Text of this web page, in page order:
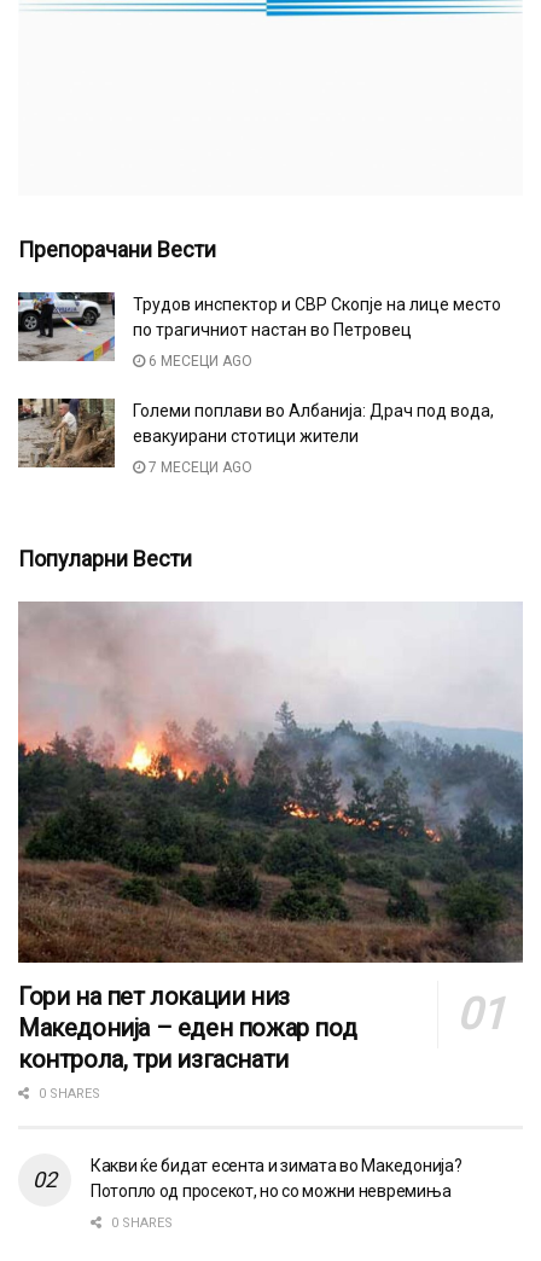
Препорачани Вести
Трудов инспектор и СВР Скопје на лице место
по трагичниот настан во Петровец
6 МЕСЕЦИ AGO
Големи поплави во Албанија: Драч под вода,
евакуирани стотици жители
7 МЕСЕЦИ AGO
Популарни Вести
Гори на пет локации низ
Македонија – еден пожар под
контрола, три изгаснати
0 SHARES
Какви ќе бидат есента и зимата во Македонија?
Потопло од просекот, но со можни невремиња
0 SHARES